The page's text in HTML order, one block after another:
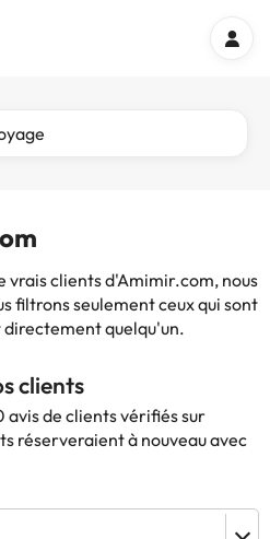
vrais clients d'Amimir.com, nous
filtrons seulement ceux qui sont
quelqu'un.
clients
avis de clients vérifiés sur
réserveraient à nouveau avec